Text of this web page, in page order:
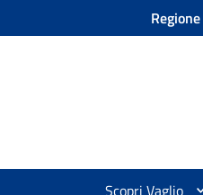
Scopri Vaglio